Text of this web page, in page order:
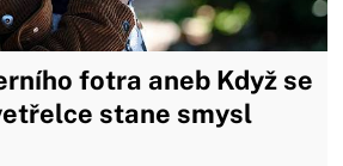
fotra aneb Když se
stane smysl